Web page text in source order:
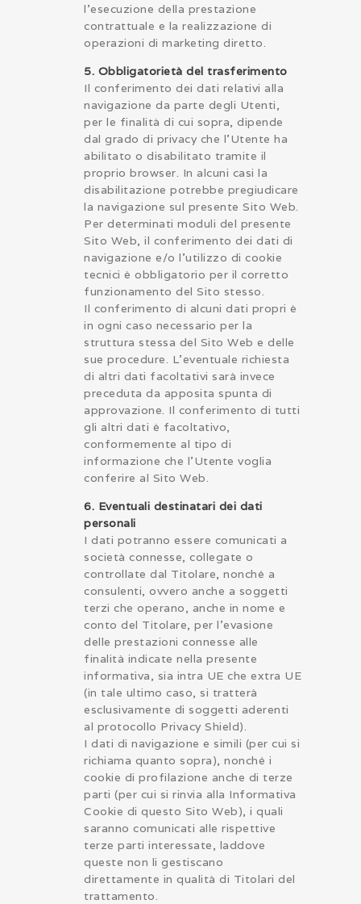
l’esecuzione della prestazione
contrattuale e la realizzazione di
operazioni di marketing diretto.
5. Obbligatorietà del trasferimento
Il conferimento dei dati relativi alla
navigazione da parte degli Utenti,
per le finalità di cui sopra, dipende
dal grado di privacy che l’Utente ha
abilitato o disabilitato tramite il
proprio browser. In alcuni casi la
disabilitazione potrebbe pregiudicare
la navigazione sul presente Sito Web.
Per determinati moduli del presente
Sito Web, il conferimento dei dati di
navigazione e/o l’utilizzo di cookie
tecnici è obbligatorio per il corretto
funzionamento del Sito stesso.
Il conferimento di alcuni dati propri è
in ogni caso necessario per la
struttura stessa del Sito Web e delle
sue procedure. L’eventuale richiesta
di altri dati facoltativi sarà invece
preceduta da apposita spunta di
approvazione. Il conferimento di tutti
gli altri dati è facoltativo,
conformemente al tipo di
informazione che l’Utente voglia
conferire al Sito Web.
6. Eventuali destinatari dei dati
personali
I dati potranno essere comunicati a
società connesse, collegate o
controllate dal Titolare, nonché a
consulenti, ovvero anche a soggetti
terzi che operano, anche in nome e
conto del Titolare, per l’evasione
delle prestazioni connesse alle
finalità indicate nella presente
informativa, sia intra UE che extra UE
(in tale ultimo caso, si tratterà
esclusivamente di soggetti aderenti
al protocollo Privacy Shield).
I dati di navigazione e simili (per cui si
richiama quanto sopra), nonché i
cookie di profilazione anche di terze
parti (per cui si rinvia alla Informativa
Cookie di questo Sito Web), i quali
saranno comunicati alle rispettive
terze parti interessate, laddove
queste non li gestiscano
direttamente in qualità di Titolari del
trattamento.